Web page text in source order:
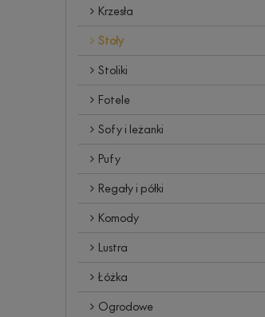
Krzesła
Stoły
Stoliki
Fotele
Sofy i leżanki
Pufy
Regały i półki
Komody
Lustra
Łóżka
Ogrodowe